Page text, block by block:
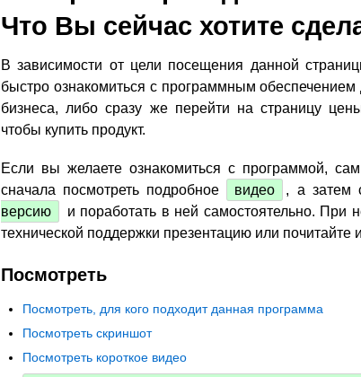
Что Вы сейчас хотите
В зависимости от цели посещения данной
быстро ознакомиться с программным обеспечением
бизнеса, либо сразу же перейти на страницу
чтобы купить продукт.
Если вы желаете ознакомиться с программой,
сначала посмотреть подробное
видео , а затем
версию
и поработать в ней самостоятельно. При
технической поддержки презентацию или почитайте
Посмотреть
Посмотреть, для кого подходит данная программа
Посмотреть скриншот
Посмотреть короткое видео